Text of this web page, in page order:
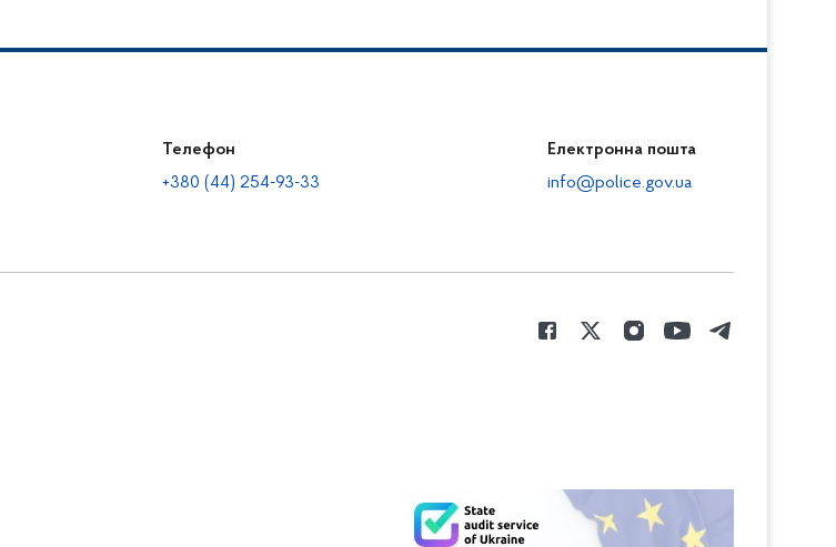
Телефон
+380 (44) 254-93-33
Електронна пошта
info@police.gov.ua